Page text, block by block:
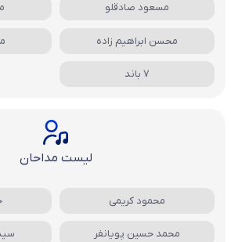
مسعود صادقلو
محسن ابراهیم زاده
7 باند
لیست مداحان
محمود کریمی
محمد حسین پویانفر